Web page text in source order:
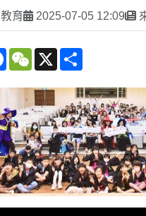
教育 2025-07-05 12:09
F
e
o
o
k
W
h
a
t
X
r
e